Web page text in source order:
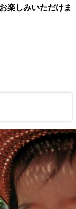
楽しみいただけま